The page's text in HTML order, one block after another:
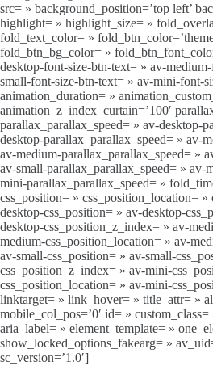
src= » background_position=’top left’
highlight= » highlight_size= »
fold_text_color= »
fold_btn_bg_color= »
desktop-font-size-btn-text= » av-
small-font-size-btn-text= » av-mini-font-
animation_duration= »
animation_z_index_curtain=’100′
parallax_parallax_speed= » av-desktop-
desktop-parallax_parallax_speed= » av-
av-medium-parallax_parallax_speed= »
av-small-parallax_parallax_speed= »
mini-parallax_parallax_speed= »
css_position= » css_position_location=
desktop-css_position= » av-desktop-
desktop-css_position_z_index= » av-
medium-css_position_location= » av-
av-small-css_position= » av-small-
css_position_z_index= » av-mini-
css_position_location= » av-mini-
linktarget= » link_hover= » title_attr= »
mobile_col_pos=’0′ id= » custom_class=
aria_label= » element_template= »
show_locked_options_fakearg= »
sc_version=’1.0′]